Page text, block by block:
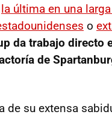
la última en una
o
da trabajo directo
de
de su extensa